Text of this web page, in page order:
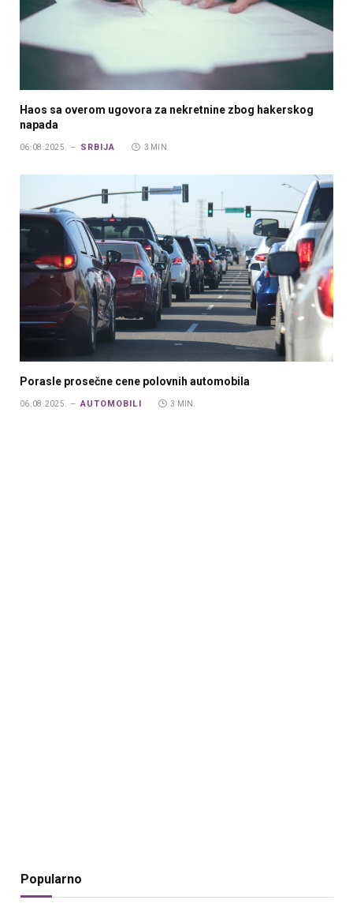
Haos sa overom ugovora za nekretnine zbog hakerskog
napada
06.08.2025. SRBIJA 3 MIN.
Porasle prosečne cene polovnih automobila
06.08.2025. AUTOMOBILI 3 MIN.
Popularno